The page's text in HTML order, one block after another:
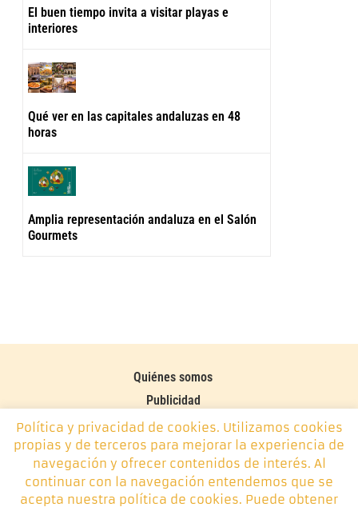
El buen tiempo invita a visitar playas e
interiores
Qué ver en las capitales andaluzas en 48
horas
Amplia representación andaluza en el Salón
Gourmets
Quiénes somos
Publicidad
Contacto
Política de cookies
Monplamar, desde 2014 -info@monplamar.com- +34 656
Política y privacidad de cookies. Utilizamos cookies
propias y de terceros para mejorar la experiencia de
navegación y ofrecer contenidos de interés. Al
continuar con la navegación entendemos que se
acepta nuestra política de cookies. Puede obtener